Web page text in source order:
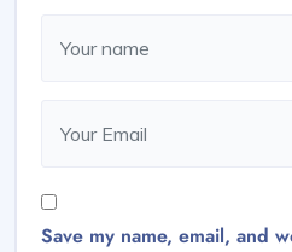
Save my name, email, and